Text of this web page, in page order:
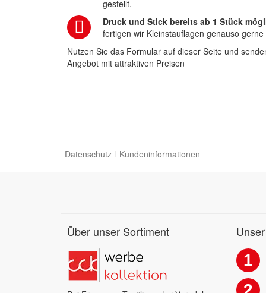
gestellt.
Druck und Stick bereits ab 1 Stück
fertigen wir Kleinstauflagen genauso
Nutzen Sie das Formular auf dieser Seite und
Angebot mit attraktiven Preisen
Datenschutz Kundeninformationen
Über unser Sortiment
1